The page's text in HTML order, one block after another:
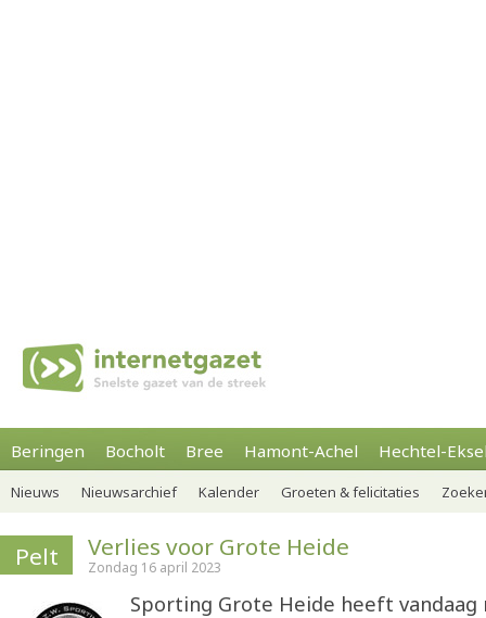
Beringen Bocholt Bree Hamont-Achel Hechtel-
Nieuws Nieuwsarchief Kalender Groeten & felicitaties
Pelt Verlies voor Grote Heide
Zondag 16 april 2023
Sporting Grote Heide heeft